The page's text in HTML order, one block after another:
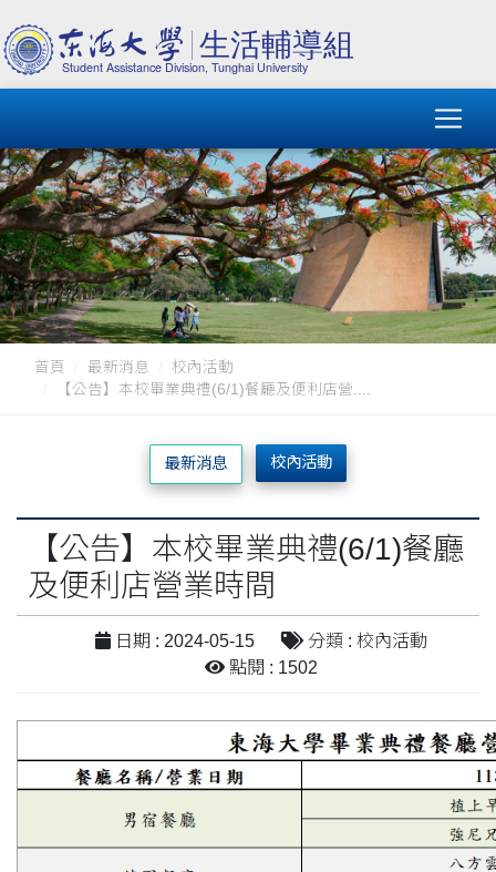
首頁 最新消息
校內活動
【公告】本校畢業典禮(6/1)餐廳及便利店營....
最新消息 校內活動
【公告】本校畢業典禮(6/1)餐廳
及便利店營業時間
日期 : 2024-05-15
分類 : 校內活動
點閱 : 1502